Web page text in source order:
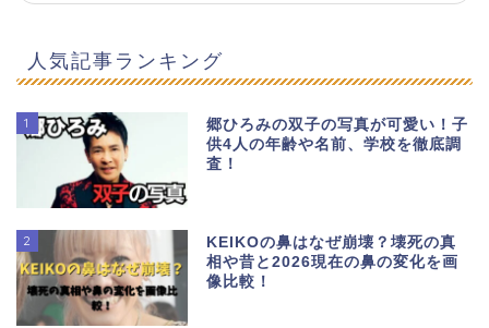
人気記事ランキング
1
郷ひろみの双子の写真が可愛い！子
供4人の年齢や名前、学校を徹底調
査！
2
KEIKOの鼻はなぜ崩壊？壊死の真
相や昔と2026現在の鼻の変化を画
像比較！